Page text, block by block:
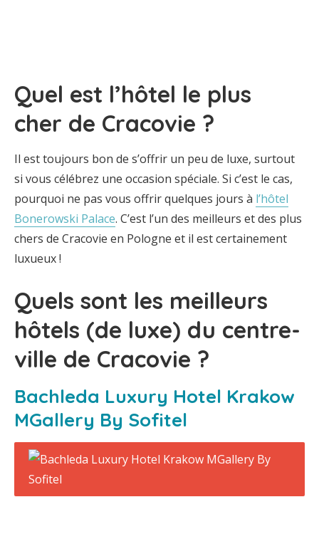
Quel est l’hôtel le plus
cher de Cracovie ?
Il est toujours bon de s’offrir un peu de luxe, surtout
si vous célébrez une occasion spéciale. Si c’est le cas,
pourquoi ne pas vous offrir quelques jours à l’hôtel
Bonerowski Palace. C’est l’un des meilleurs et des plus
chers de Cracovie en Pologne et il est certainement
luxueux !
Quels sont les meilleurs
hôtels (de luxe) du centre-
ville de Cracovie ?
Bachleda Luxury Hotel Krakow
MGallery By Sofitel